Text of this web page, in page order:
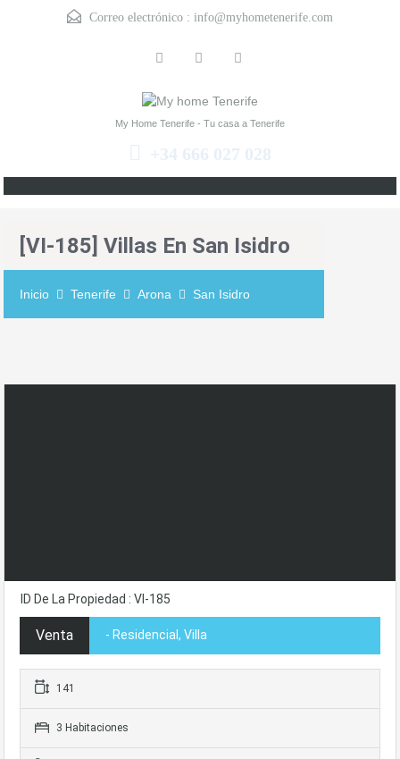
Correo electrónico : info@myhometenerife.com
My Home Tenerife - Tu casa a Tenerife
+34 666 027 028
[VI-185] Villas En San Isidro
Inicio Tenerife Arona San Isidro
ID De La Propiedad : VI-185
Venta - Residencial, Villa
141
3 Habitaciones